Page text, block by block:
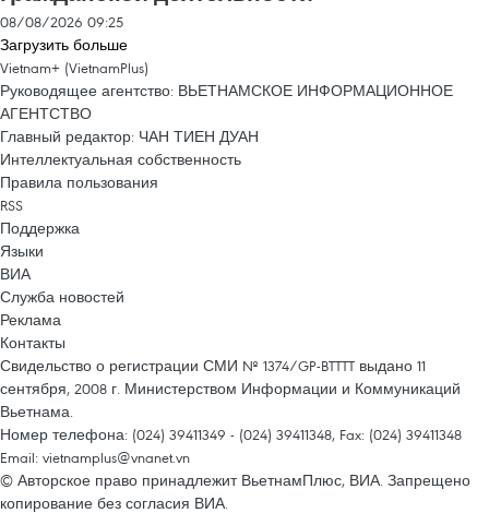
08/08/2026 09:25
Загрузить больше
Vietnam+ (VietnamPlus)
Руководящее агентство: ВЬЕТНАМСКОЕ ИНФОРМАЦИОННОЕ
АГЕНТСТВО
Главный редактор: ЧАН ТИЕН ДУАН
Интеллектуальная собственность
Правила пользования
RSS
Поддержка
Языки
ВИА
Служба новостей
Реклама
Контакты
Свидельство о регистрации СМИ № 1374/GP-BTTTT выдано 11
сентября, 2008 г. Министерством Информации и Коммуникаций
Вьетнама.
Номер телефона: (024) 39411349 - (024) 39411348, Fax: (024) 39411348
Email: vietnamplus@vnanet.vn
© Авторское право принадлежит ВьетнамПлюс, ВИА. Запрещено
копирование без согласия ВИА.